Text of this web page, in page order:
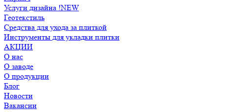
Услуги дизайна !NEW
Геотекстиль
Средства для ухода за плиткой
Инструменты для укладки плитки
АКЦИИ
О нас
О заводе
О продукции
Блог
Новости
Вакансии